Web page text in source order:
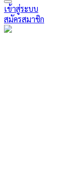
เข้าสู่ระบบ
สมัครสมาชิก